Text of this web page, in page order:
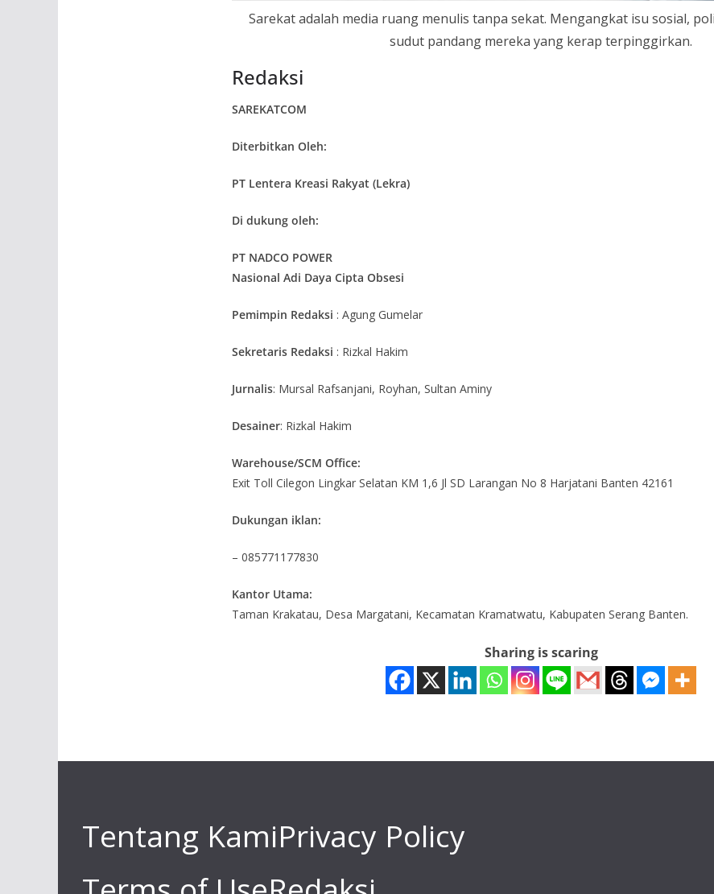
Sarekat adalah media ruang menulis tanpa sekat. Mengangkat isu sosial,
sudut pandang mereka yang kerap terpinggirkan.
Redaksi
SAREKATCOM
Diterbitkan Oleh:
PT Lentera Kreasi Rakyat (Lekra)
Di dukung oleh:
PT NADCO POWER
Nasional Adi Daya Cipta Obsesi
Pemimpin Redaksi : Agung Gumelar
Sekretaris Redaksi : Rizkal Hakim
Jurnalis: Mursal Rafsanjani, Royhan, Sultan Aminy
Desainer: Rizkal Hakim
Warehouse/SCM Office:
Exit Toll Cilegon Lingkar Selatan KM 1,6 Jl SD Larangan No 8 Harjatani Banten 42161
Dukungan iklan:
– 085771177830
Kantor Utama:
Taman Krakatau, Desa Margatani, Kecamatan Kramatwatu, Kabupaten Serang Banten.
Sharing is scaring
Tentang KamiPrivacy Policy